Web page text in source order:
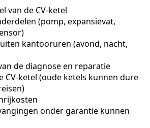
van de CV-ketel
(pomp, expansievat,
kantooruren (avond, nacht,
de diagnose en reparatie
CV-ketel (oude ketels kunnen dure
onder garantie kunnen